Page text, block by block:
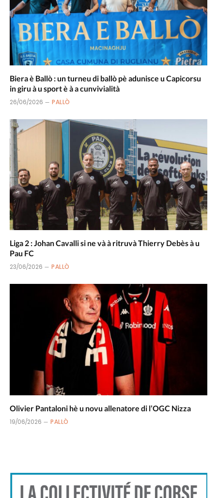
Biera è Ballò : un turneu di ballò pè adunisce u Capicorsu
in giru à u sport è à a cunvivialità
26/06/2026 PALLÒ
Liga 2 : Johan Cavalli si ne và à ritruvà Thierry Debès à u
Pau FC
23/06/2026 PALLÒ
Olivier Pantaloni hè u novu allenatore di l’OGC Nizza
19/06/2026 PALLÒ